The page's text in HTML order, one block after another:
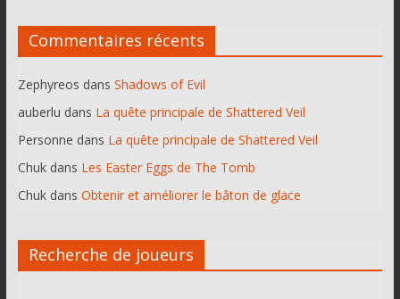
Commentaires récents
Zephyreos dans Shadows of Evil
auberlu dans La quête principale de Shattered Veil
Personne dans La quête principale de Shattered Veil
Chukdans Les Easter Eggs de The Tomb
Chukdans Obtenir et améliorer le bâton de glace
Recherche de joueurs